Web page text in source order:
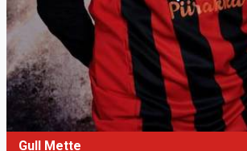
Gull Mette